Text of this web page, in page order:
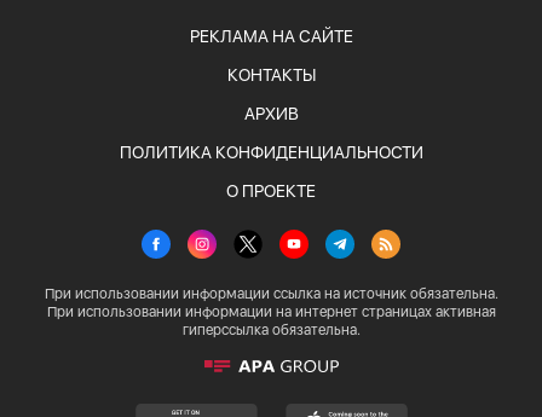
РЕКЛАМА НА САЙТЕ
КОНТАКТЫ
АРХИВ
ПОЛИТИКА КОНФИДЕНЦИАЛЬНОСТИ
О ПРОЕКТЕ
При использовании информации ссылка на источник обязательна.
При использовании информации на интернет страницах активная
гиперссылка обязательна.